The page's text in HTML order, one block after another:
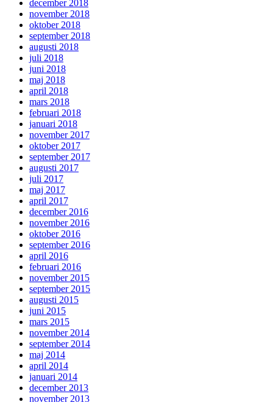
december 2018
november 2018
oktober 2018
september 2018
augusti 2018
juli 2018
juni 2018
maj 2018
april 2018
mars 2018
februari 2018
januari 2018
november 2017
oktober 2017
september 2017
augusti 2017
juli 2017
maj 2017
april 2017
december 2016
november 2016
oktober 2016
september 2016
april 2016
februari 2016
november 2015
september 2015
augusti 2015
juni 2015
mars 2015
november 2014
september 2014
maj 2014
april 2014
januari 2014
december 2013
november 2013